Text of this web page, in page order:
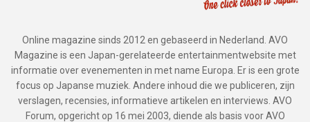
Online magazine sinds 2012 en gebaseerd in Nederland. AVO
Magazine is een Japan-gerelateerde entertainmentwebsite met
informatie over evenementen in met name Europa. Er is een grote
focus op Japanse muziek. Andere inhoud die we publiceren, zijn
verslagen, recensies, informatieve artikelen en interviews. AVO
Forum, opgericht op 16 mei 2003, diende als basis voor AVO